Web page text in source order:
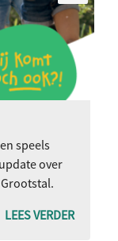
speels
over
LEES VERDER